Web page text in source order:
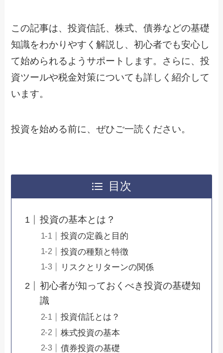
この記事は、投資信託、株式、債券などの基礎
知識をわかりやすく解説し、初心者でも安心し
て始められるようサポートします。さらに、投
資ツールや税金対策についても詳しく紹介して
います。
投資を始める前に、ぜひご一読ください。
目次
投資の基本とは？
投資の定義と目的
投資の種類と特徴
リスクとリターンの関係
初心者が知っておくべき投資の基礎知
識
投資信託とは？
株式投資の基本
債券投資の基礎